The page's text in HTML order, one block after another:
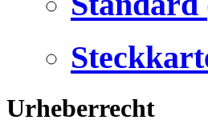
Urheberrecht